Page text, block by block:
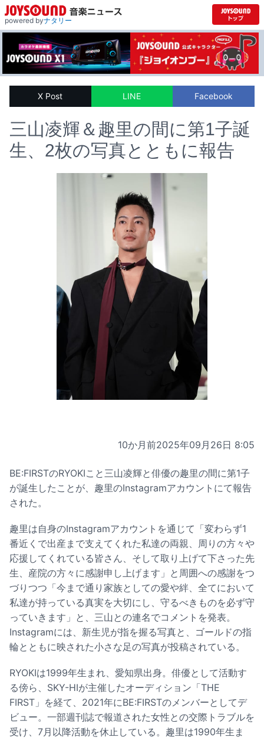
powered byナタリー
X Post LINE Facebook
三山凌輝＆趣里の間に第1子誕
生、2枚の写真とともに報告
10か月前2025年09月26日 8:05
BE:FIRSTのRYOKIこと三山凌輝と俳優の趣里の間に第1子
が誕生したことが、趣里のInstagramアカウントにて報告
された。
趣里は自身のInstagramアカウントを通じて「変わらず1
番近くで出産まで支えてくれた私達の両親、周りの方々や
応援してくれている皆さん、そして取り上げて下さった先
生、産院の方々に感謝申し上げます」と周囲への感謝をつ
づりつつ「今まで通り家族としての愛や絆、全てにおいて
私達が持っている真実を大切にし、守るべきものを必ず守
っていきます」と、三山との連名でコメントを発表。
Instagramには、新生児が指を握る写真と、ゴールドの指
輪とともに映された小さな足の写真が投稿されている。
RYOKIは1999年生まれ、愛知県出身。俳優として活動す
る傍ら、SKY-HIが主催したオーディション「THE
FIRST」を経て、2021年にBE:FIRSTのメンバーとしてデ
ビュー。一部週刊誌で報道された女性との交際トラブルを
受け、7月以降活動を休止している。趣里は1990年生ま